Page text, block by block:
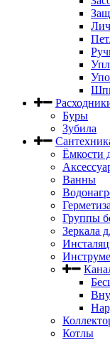
Буры
Зубила
Ёмкости
Ванны
Группы
Зеркала
Котлы